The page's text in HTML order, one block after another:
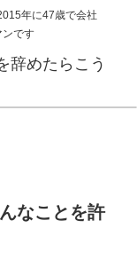
年に47歳で会社
ンです
辞めたらこう
なことを許